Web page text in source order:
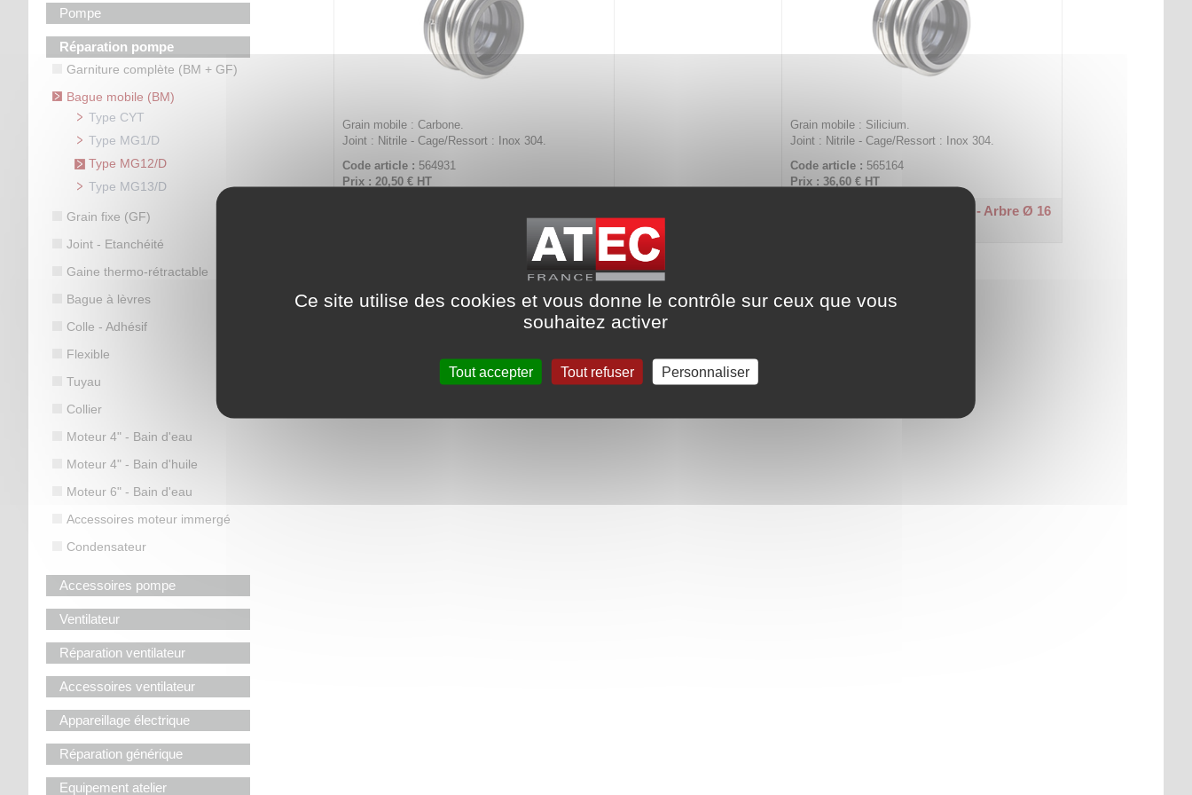
Pompe
Réparation pompe
Garniture complète (BM + GF)
Bague mobile (BM)
Type CYT
Type MG1/D
Type MG12/D
Type MG13/D
Grain fixe (GF)
Joint - Etanchéité
Gaine thermo-rétractable
Bague à lèvres
Colle - Adhésif
Flexible
Tuyau
Collier
Moteur 4" - Bain d'eau
Moteur 4" - Bain d'huile
Moteur 6" - Bain d'eau
Accessoires moteur immergé
Condensateur
Accessoires pompe
Ventilateur
Réparation ventilateur
Accessoires ventilateur
Appareillage électrique
Réparation générique
Equipement atelier
Grain mobile : Carbone.
Joint : Nitrile - Cage/Ressort : Inox 304.
Code article : 564931
Prix : 20,50 € HT
Grain mobile : Silicium.
Joint : Nitrile - Cage/Ressort : Inox 304.
Code article : 565164
Prix : 36,60 € HT
Bague mobile - Type MG12/D - Arbre Ø 16
Ce site utilise des cookies et vous donne le contrôle sur ceux que vous
souhaitez activer
Tout accepter Tout refuser Personnaliser